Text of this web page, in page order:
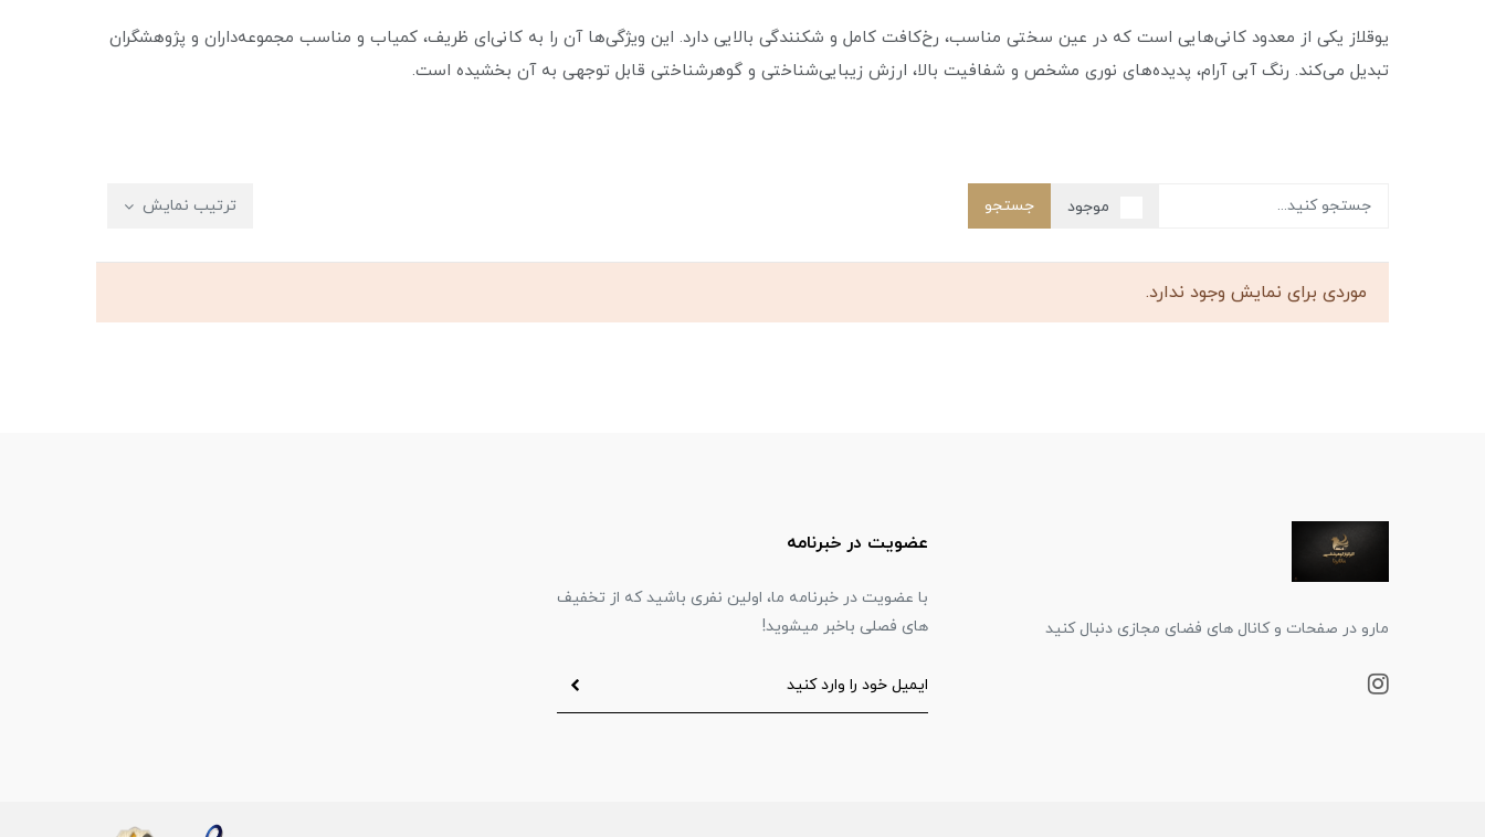
یوقلاز یکی از معدود کانی‌هایی است که در عین سختی مناسب، رخ‌کافت کامل و شکنندگی بالایی دارد. این ویژگی‌ها آن را به کانی‌ای ظریف، کمیاب و مناسب مجموعه‌داران و پژوهشگران
تبدیل می‌کند. رنگ آبی آرام، پدیده‌های نوری مشخص و شفافیت بالا، ارزش زیبایی‌شناختی و گوهرشناختی قابل توجهی به آن بخشیده است.
موجود جستجو ترتیب نمایش
موردی برای نمایش وجود ندارد.
مارو در صفحات و کانال های فضای مجازی دنبال کنید
عضویت در خبرنامه
با عضویت در خبرنامه ما، اولین نفری باشید که از تخفیف
های فصلی باخبر میشوید!